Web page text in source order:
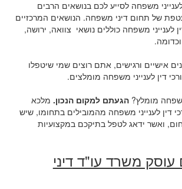
משפחה לסייע לכם בנושאים הרבים
של תחום דיני משפחה. הנושאים המרכזיים
משפחה כוללים נושאי צוואה, ירושה,
אישיים ורגישים, אתם רוצים שמי שיטפלו
דין לענייני משפחה מומלצים.
מומלץ?הגעתם למקום הנכון. מלכא
דין לענייני משפחה מהמובילים בתחומו, שיש
ואשר ידאג לטפל בתיקכם במקצועיות
משרד עו"ד דיני